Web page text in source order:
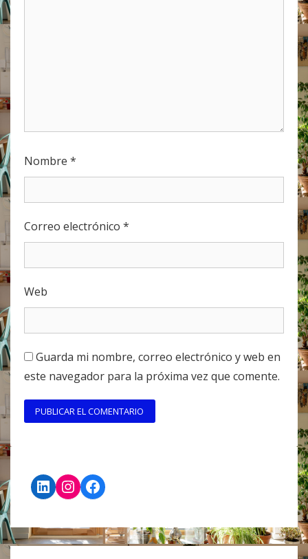
Nombre *
Correo electrónico *
Web
Guarda mi nombre, correo electrónico y web en
este navegador para la próxima vez que comente.
LinkedIn
Instagram
Facebook